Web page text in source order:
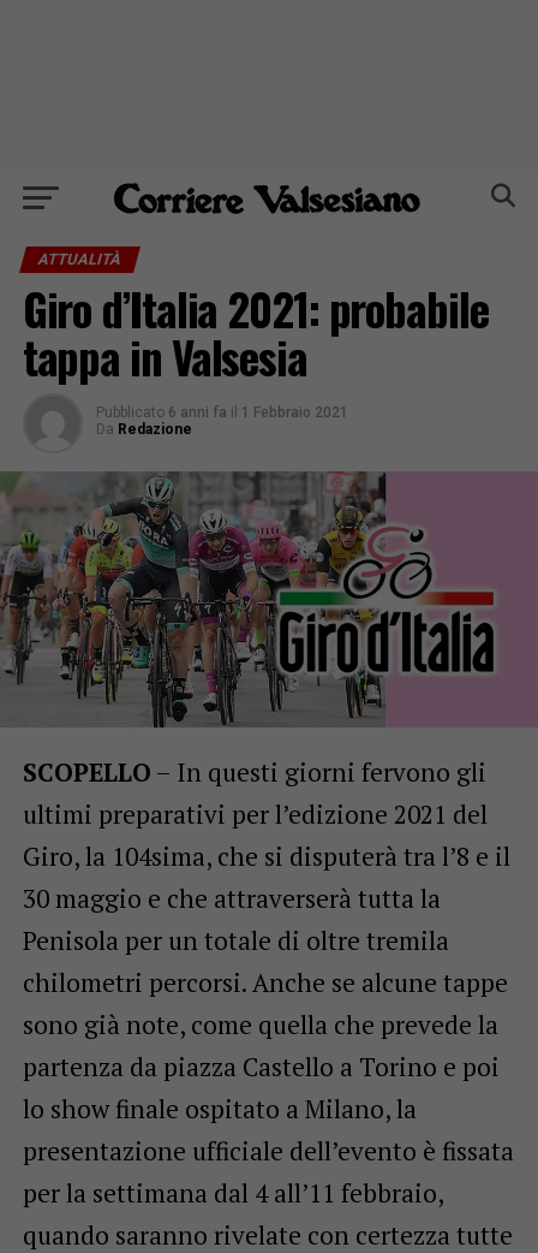
ATTUALITÀ
Giro d’Italia 2021: probabile
tappa in Valsesia
Pubblicato 6 anni fa il 1 Febbraio 2021
Da Redazione
SCOPELLO – In questi giorni fervono gli
ultimi preparativi per l’edizione 2021 del
Giro, la 104sima, che si disputerà tra l’8 e il
30 maggio e che attraverserà tutta la
Penisola per un totale di oltre tremila
chilometri percorsi. Anche se alcune tappe
sono già note, come quella che prevede la
partenza da piazza Castello a Torino e poi
lo show finale ospitato a Milano, la
presentazione ufficiale dell’evento è fissata
per la settimana dal 4 all’11 febbraio,
quando saranno rivelate con certezza tutte